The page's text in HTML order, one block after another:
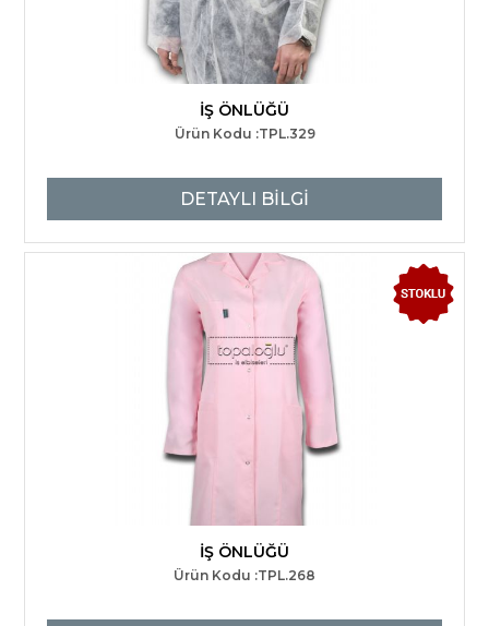
İŞ ÖNLÜĞÜ
Ürün Kodu :TPL.329
DETAYLI BİLGİ
İŞ ÖNLÜĞÜ
Ürün Kodu :TPL.268